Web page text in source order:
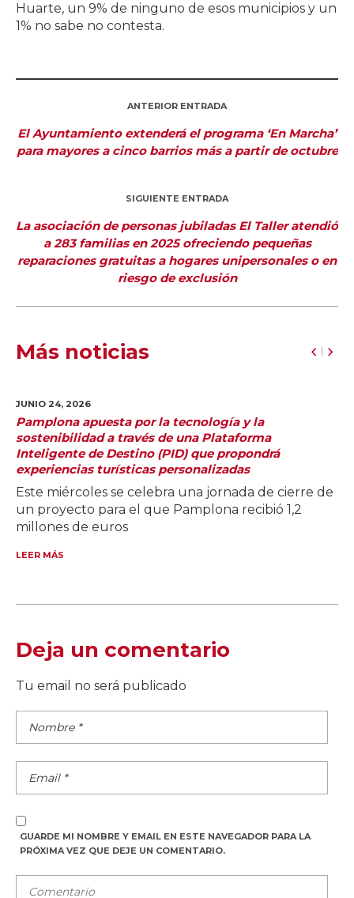
Huarte, un 9% de ninguno de esos municipios y un
1% no sabe no contesta.
ANTERIOR ENTRADA
El Ayuntamiento extenderá el programa ‘En Marcha’
para mayores a cinco barrios más a partir de octubre
SIGUIENTE ENTRADA
La asociación de personas jubiladas El Taller atendió
a 283 familias en 2025 ofreciendo pequeñas
reparaciones gratuitas a hogares unipersonales o en
riesgo de exclusión
Más noticias
JUNIO 24, 2026
Pamplona apuesta por la tecnología y la
sostenibilidad a través de una Plataforma
Inteligente de Destino (PID) que propondrá
experiencias turísticas personalizadas
Este miércoles se celebra una jornada de cierre de
un proyecto para el que Pamplona recibió 1,2
millones de euros
LEER MÁS
Deja un comentario
Tu email no será publicado
GUARDE MI NOMBRE Y EMAIL EN ESTE NAVEGADOR PARA LA
PRÓXIMA VEZ QUE DEJE UN COMENTARIO.